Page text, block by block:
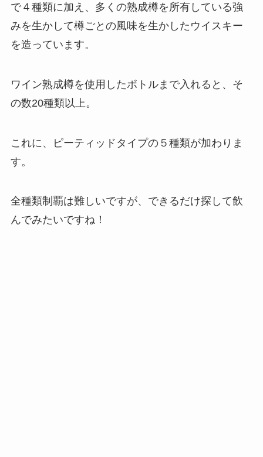
で４種類に加え、多くの熟成樽を所有している強
みを生かして樽ごとの風味を生かしたウイスキー
を造っています。
ワイン熟成樽を使用したボトルまで入れると、そ
の数20種類以上。
これに、ピーティッドタイプの５種類が加わりま
す。
全種類制覇は難しいですが、できるだけ探して飲
んでみたいですね！